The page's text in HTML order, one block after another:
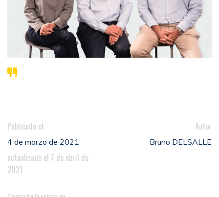
Publicado el
4 de marzo de 2021
actualizado el 7 de abril de
2021
Autor
Bruno DELSALLE